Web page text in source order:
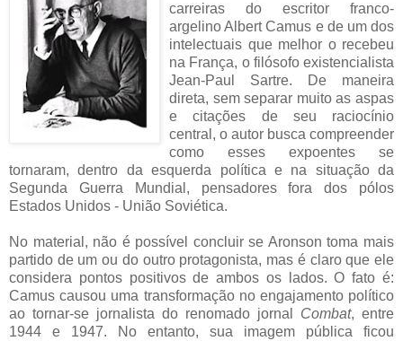
carreiras do escritor franco-
argelino Albert Camus e de um dos
intelectuais que melhor o recebeu
na França, o filósofo existencialista
Jean-Paul Sartre. De maneira
direta, sem separar muito as aspas
e citações de seu raciocínio
central, o autor busca compreender
como esses expoentes se
tornaram, dentro da esquerda política e na situação da
Segunda Guerra Mundial, pensadores fora dos pólos
Estados Unidos - União Soviética.
No material, não é possível concluir se Aronson toma mais
partido de um ou do outro protagonista, mas é claro que ele
considera pontos positivos de ambos os lados. O fato é:
Camus causou uma transformação no engajamento político
ao tornar-se jornalista do renomado jornal Combat, entre
1944 e 1947. No entanto, sua imagem pública ficou